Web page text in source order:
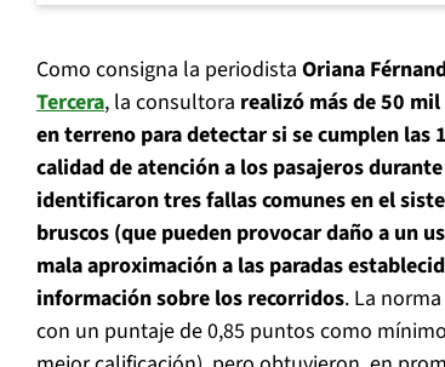
Como consigna la periodista Oriana
Tercera, la consultora realizó más de 50
en terreno para detectar si se cumplen las
calidad de atención a los pasajeros
identificaron tres fallas comunes en el
bruscos (que pueden provocar daño a un
mala aproximación a las paradas
información sobre los recorridos. La
con un puntaje de 0,85 puntos como